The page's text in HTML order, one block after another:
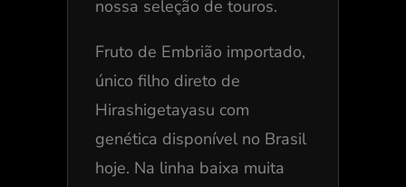
nossa seleção de touros.
Fruto de Embrião importado,
único filho direto de
Hirashigetayasu com
genética disponível no Brasil
hoje. Na linha baixa muita